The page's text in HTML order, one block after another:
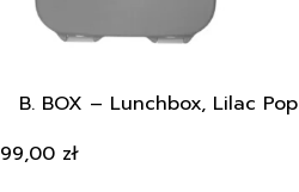
B. BOX – Lunchbox, Lilac Pop
99,00 zł